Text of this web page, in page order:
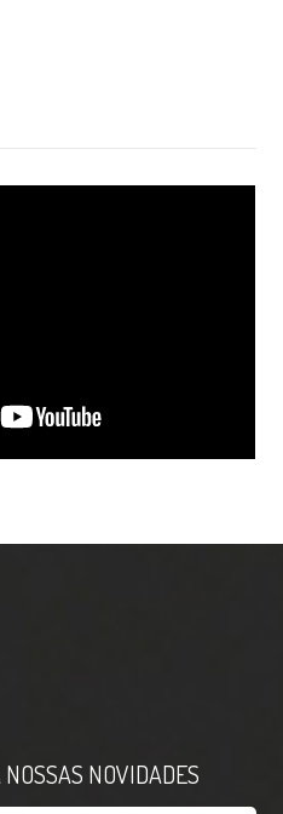
NOVIDADES